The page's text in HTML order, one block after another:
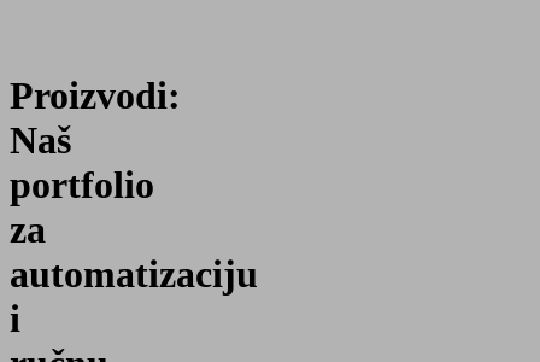
Proizvodi:
Naš
portfolio
za
automatizaciju
i